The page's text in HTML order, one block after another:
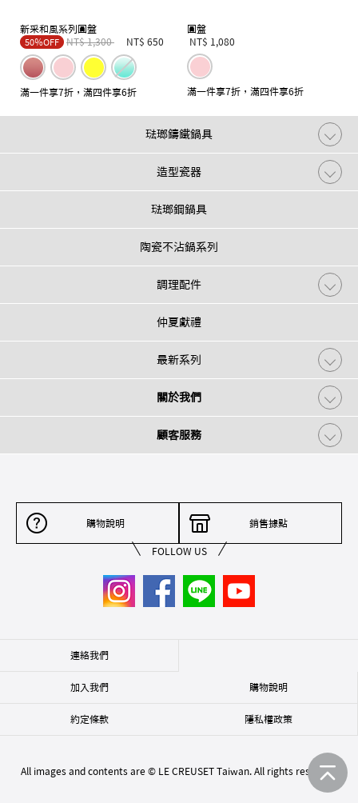
新采和風系列圓盤
50％OFF Price reduced from
NT$ 1,300to NT$ 650
滿一件享7折，滿四件享6折
圓盤
NT$ 1,080
滿一件享7折，滿四件享6折
琺瑯鑄鐵鍋具
造型瓷器
琺瑯鋼鍋具
陶瓷不沾鍋系列
調理配件
仲夏獻禮
最新系列
關於我們
顧客服務
購物說明 銷售據點
FOLLOW US
連絡我們
加入我們 購物說明
約定條款 隱私權政策
All images and contents are © LE CREUSET Taiwan. All rights reserved.